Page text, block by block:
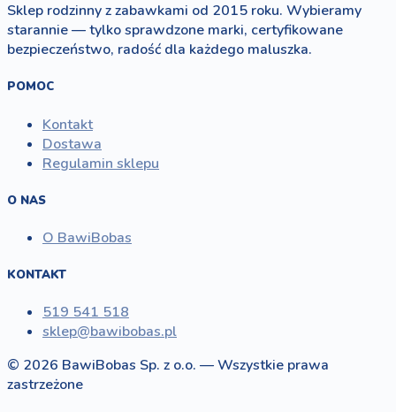
Sklep rodzinny z zabawkami od 2015 roku. Wybieramy
starannie — tylko sprawdzone marki, certyfikowane
bezpieczeństwo, radość dla każdego maluszka.
POMOC
Kontakt
Dostawa
Regulamin sklepu
O NAS
O BawiBobas
KONTAKT
519 541 518
sklep@bawibobas.pl
© 2026 BawiBobas Sp. z o.o. — Wszystkie prawa
zastrzeżone